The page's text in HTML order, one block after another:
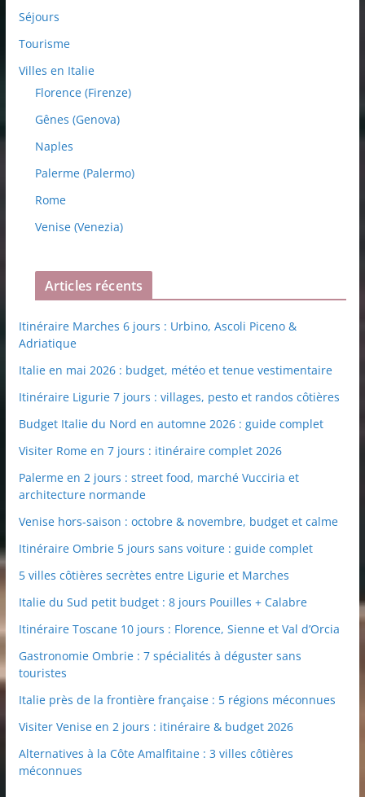
Séjours
Tourisme
Villes en Italie
Florence (Firenze)
Gênes (Genova)
Naples
Palerme (Palermo)
Rome
Venise (Venezia)
Articles récents
Itinéraire Marches 6 jours : Urbino, Ascoli Piceno &
Adriatique
Italie en mai 2026 : budget, météo et tenue vestimentaire
Itinéraire Ligurie 7 jours : villages, pesto et randos côtières
Budget Italie du Nord en automne 2026 : guide complet
Visiter Rome en 7 jours : itinéraire complet 2026
Palerme en 2 jours : street food, marché Vucciria et
architecture normande
Venise hors-saison : octobre & novembre, budget et calme
Itinéraire Ombrie 5 jours sans voiture : guide complet
5 villes côtières secrètes entre Ligurie et Marches
Italie du Sud petit budget : 8 jours Pouilles + Calabre
Itinéraire Toscane 10 jours : Florence, Sienne et Val d’Orcia
Gastronomie Ombrie : 7 spécialités à déguster sans
touristes
Italie près de la frontière française : 5 régions méconnues
Visiter Venise en 2 jours : itinéraire & budget 2026
Alternatives à la Côte Amalfitaine : 3 villes côtières
méconnues